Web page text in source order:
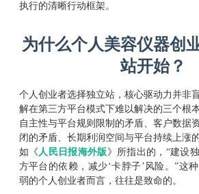
执行的清晰行动框架。
为什么个人美容仪器创
站开始？
个人创业者选择独立站，核心驱动力并非
解在第三方平台模式下难以解决的三个根
自主性与平台规则限制的矛盾、客户数据
闭的矛盾、长期利润空间与平台持续上涨
如《 人民日报海外版 》所指出的，“建设
方平台的依赖，减少‘卡脖子’风险。”这
弱的个人创业者而言，往往是致命的。